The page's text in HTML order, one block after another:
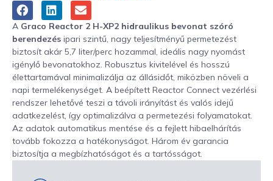
A Graco Reactor 2 H-XP2 hidraulikus bevonat szóró
berendezés ipari szintű, nagy teljesítményű permetezést
biztosít akár 5,7 liter/perc hozammal, ideális nagy nyomást
igénylő bevonatokhoz. Robusztus kivitelével és hosszú
élettartamával minimalizálja az állásidőt, miközben növeli a
napi termelékenységet. A beépített Reactor Connect vezérlési
rendszer lehetővé teszi a távoli irányítást és valós idejű
adatkezelést, így optimalizálva a permetezési folyamatokat.
Az adatok automatikus mentése és a fejlett hibaelhárítás
tovább fokozza a hatékonyságot. Három év garancia
biztosítja a megbízhatóságot és a tartósságot.